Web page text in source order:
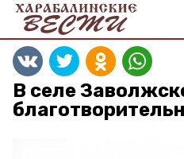
В селе